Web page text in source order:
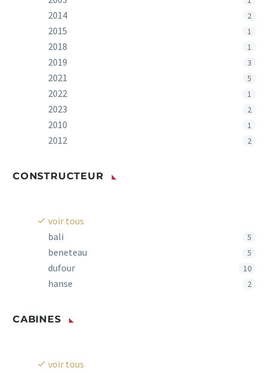
2014 2
2015 1
2018 1
2019 3
2021 5
2022 1
2023 2
2010 1
2012 2
CONSTRUCTEUR
voir tous
bali
5
beneteau 5
dufour 10
hanse 2
CABINES
voir tous